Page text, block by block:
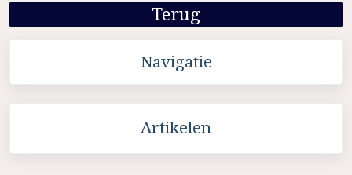
Terug
Navigatie
Artikelen